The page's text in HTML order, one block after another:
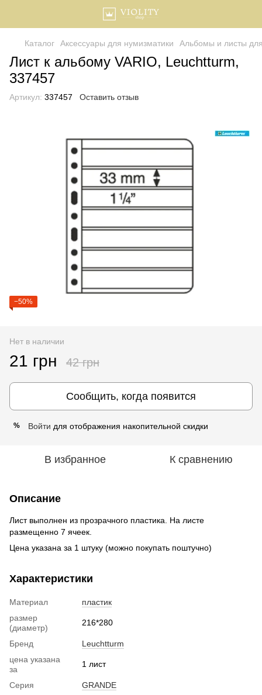
Каталог Аксессуары для нумизматики Альбомы и листы
Лист к альбому VARIO, Leuchtturm,
337457
Артикул: 337457 Оставить отзыв
−50%
Нет в наличии
21 грн 42 грн
Сообщить, когда появится
% Войти для отображения накопительной скидки
В избранное К сравнению
Описание
Лист выполнен из прозрачного пластика. На листе
размещенно 7 ячеек.
Цена указана за 1 штуку (можно покупать поштучно)
Характеристики
Материал
пластик
размер
(диаметр)
216*280
Бренд
Leuchtturm
цена указана
за
1 лист
Серия
GRANDE